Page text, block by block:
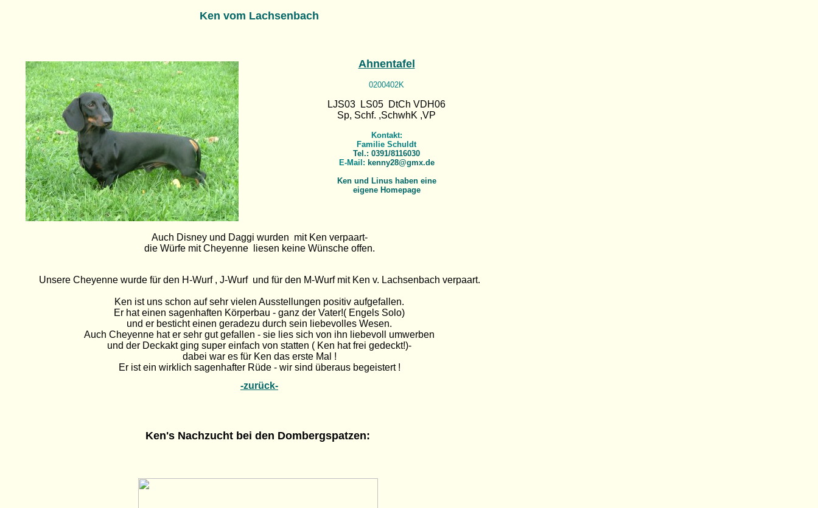
Ken vom Lachsenbach
Ahnentafel
0200402K
LJS03 LS05 DtCh VDH06
Sp, Schf. ,SchwhK ,VP
Kontakt:
Familie Schuldt
Tel.: 0391/8116030
E-Mail: kenny28@gmx.de
Ken und Linus haben eine
eigene Homepage
Auch Disney und Daggi wurden mit Ken verpaart-
die Würfe mit Cheyenne liesen keine Wünsche offen.
Unsere Cheyenne wurde für den H-Wurf , J-Wurf und für den M-Wurf mit Ken v. Lachsenbach verpaart.
Ken ist uns schon auf sehr vielen Ausstellungen positiv aufgefallen.
Er hat einen sagenhaften Körperbau - ganz der Vater!( Engels Solo)
und er besticht einen geradezu durch sein liebevolles Wesen.
Auch Cheyenne hat er sehr gut gefallen - sie lies sich von ihn liebevoll umwerben
und der Deckakt ging super einfach von statten ( Ken hat frei gedeckt!)-
dabei war es für Ken das erste Mal !
Er ist ein wirklich sagenhafter Rüde - wir sind überaus begeistert !
-zurück-
Ken's Nachzucht bei den Dombergspatzen: